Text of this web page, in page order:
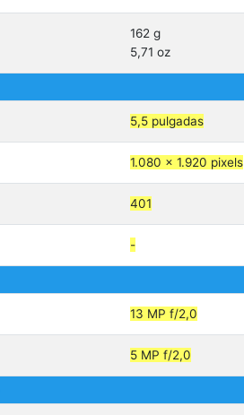
162 g
5,71 oz
5,5 pulgadas
1.080 x 1.920 pixels
401
-
13 MP f/2,0
5 MP f/2,0